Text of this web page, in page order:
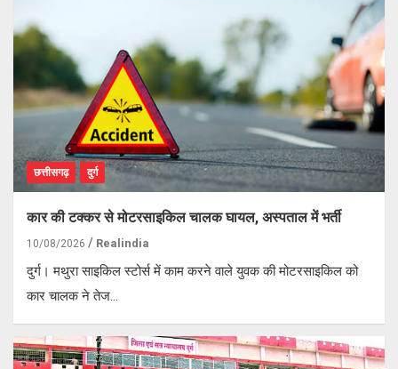
छत्तीसगढ़ दुर्ग
कार की टक्कर से मोटरसाइकिल चालक घायल, अस्पताल में भर्ती
10/08/2026 Realindia
दुर्ग। मथुरा साइकिल स्टोर्स में काम करने वाले युवक की मोटरसाइकिल को
कार चालक ने तेज…